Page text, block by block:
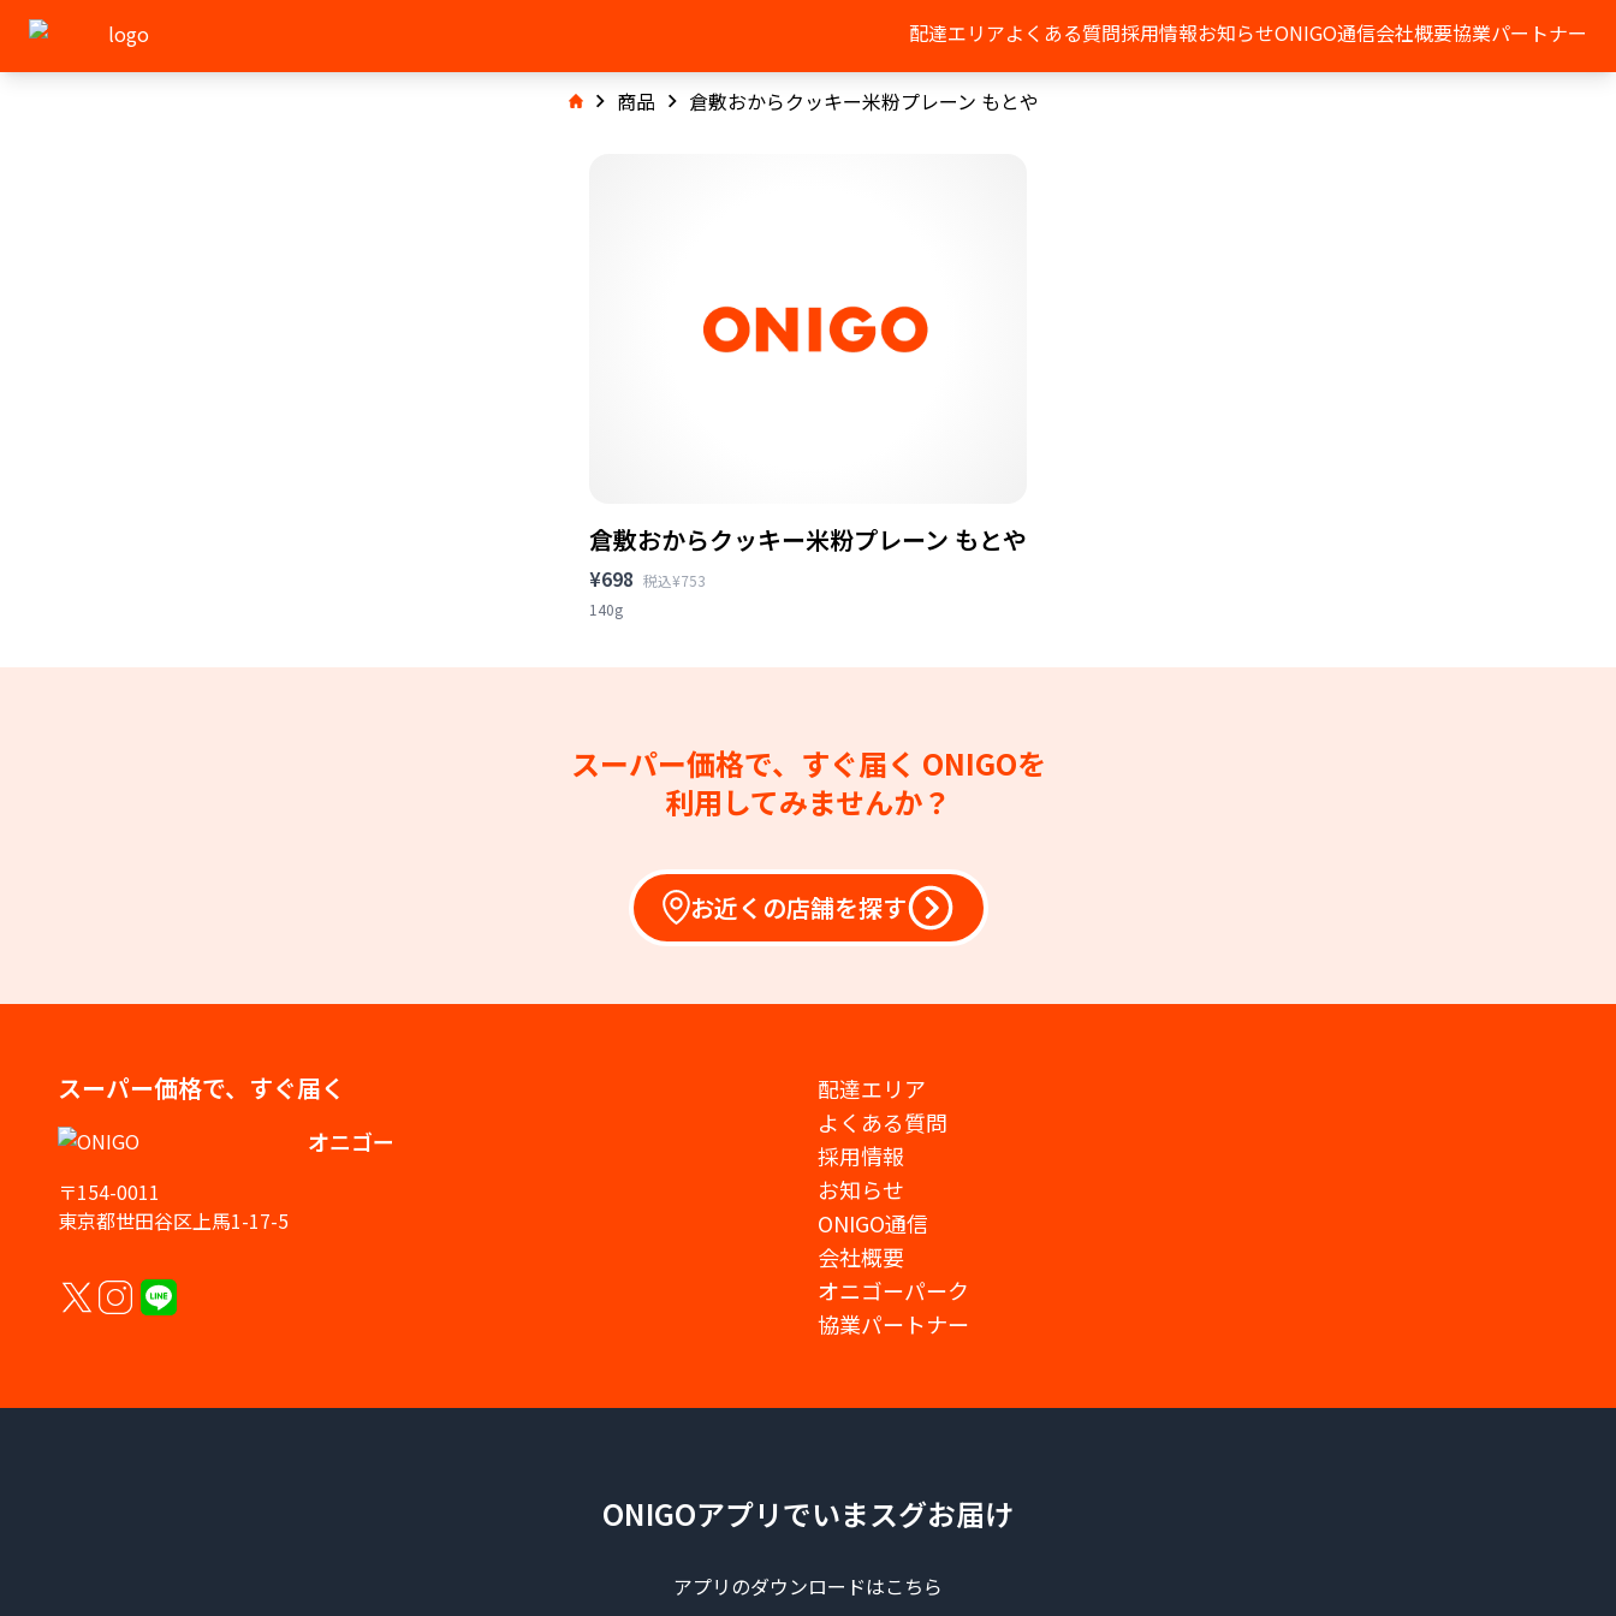
配達エリアよくある質問採用情報お知らせONIGO通信会社概要協業パートナー
商品 倉敷おからクッキー米粉プレーン もとや
倉敷おからクッキー米粉プレーン もとや
¥698 税込¥753
140g
スーパー価格で、すぐ届く ONIGOを
利用してみませんか？
お近くの店舗を探す
スーパー価格で、すぐ届く
オニゴー
〒154-0011
東京都世田谷区上馬1-17-5
配達エリア
よくある質問
採用情報
お知らせ
ONIGO通信
会社概要
オニゴーパーク
協業パートナー
ONIGOアプリでいまスグお届け
アプリのダウンロードはこちら